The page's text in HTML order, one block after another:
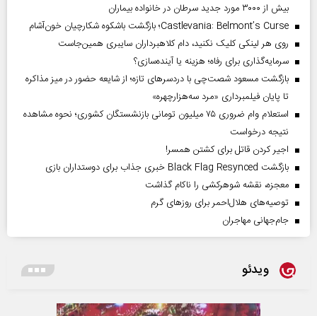
بیش از ۳۰۰۰ مورد جدید سرطان در خانواده بیماران
Castlevania: Belmont’s Curse؛ بازگشت باشکوه شکارچیان خون‌آشام
روی هر لینکی کلیک نکنید، دام کلاهبرداران سایبری همین‌جاست
سرمایه‌گذاری برای رفاه؛ هزینه یا آینده‌سازی؟
بازگشت مسعود شصت‌چی با دردسر‌های تازه؛ از شایعه حضور در میز مذاکره
تا پایان فیلمبرداری «مرد سه‌هزارچهره»
استعلام وام ضروری ۷۵ میلیون تومانی بازنشستگان کشوری؛ نحوه مشاهده
نتیجه درخواست
اجیر کردن قاتل برای کشتن همسر!
بازگشت Black Flag Resynced خبری جذاب برای دوستداران بازی
معجزه، نقشه شوهرکشی را ناکام گذاشت
توصیه‌های هلال‌احمر برای روز‌های گرم
جام‌جهانی مهاجران
ویدئو